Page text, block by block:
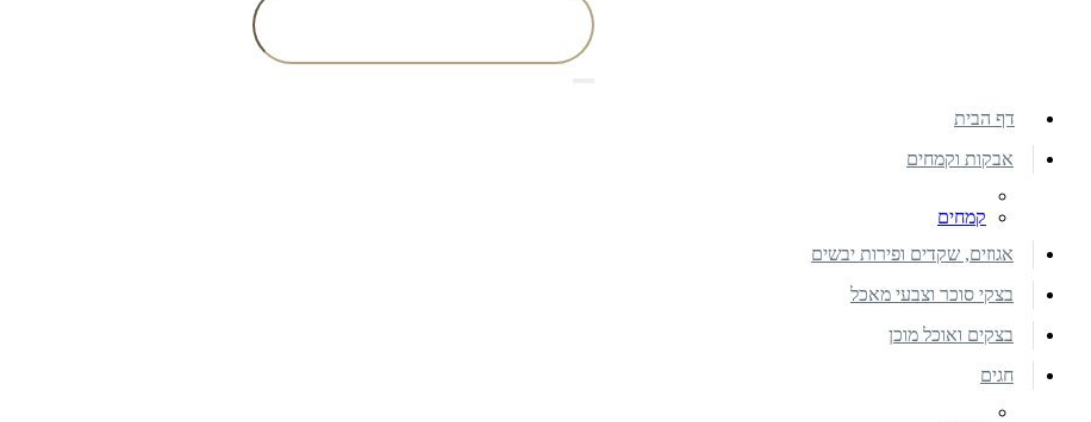
דף הבית
אבקות וקמחים
קמחים
אגוזים, שקדים ופירות יבשים
בצקי סוכר וצבעי מאכל
בצקים ואוכל מוכן
חגים